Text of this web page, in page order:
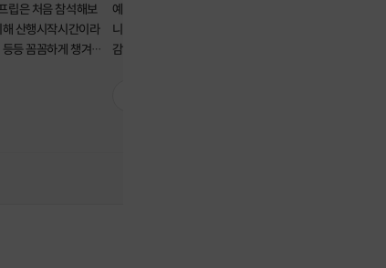
석해보
산행시작시간이라
등 꼼꼼하게 챙겨
능선도 궁금해졌고
예상보다는 힘들었지만 예쁜 경치 잘 즐겼습
니다 수육 바나나 등 여러 음식 준비 해주셔서
감사합니다